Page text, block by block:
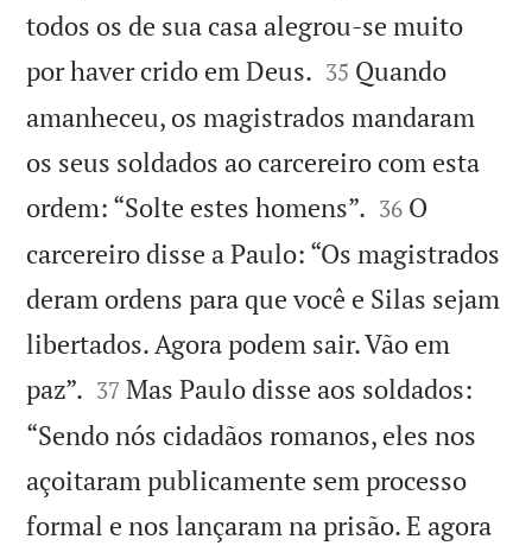
todos os de sua casa alegrou-se muito
por haver crido em Deus. 

35 Quando
amanheceu, os magistrados mandaram
os seus soldados ao carcereiro com esta
ordem: “Solte estes homens”. 

36 O
carcereiro disse a Paulo: “Os magistrados
deram ordens para que você e Silas sejam
libertados. Agora podem sair. Vão em
paz”. 

37 Mas Paulo disse aos soldados:
“Sendo nós cidadãos romanos, eles nos
açoitaram publicamente sem processo
formal e nos lançaram na prisão. E agora